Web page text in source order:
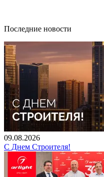
Последние новости
09.08.2026
С Днем Строителя!